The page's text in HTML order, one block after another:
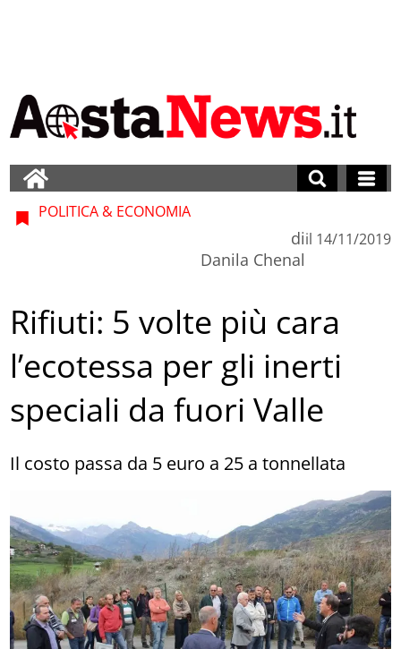
POLITICA & ECONOMIA
di
Danila Chenal
il 14/11/2019
Rifiuti: 5 volte più cara
l’ecotessa per gli inerti
speciali da fuori Valle
Il costo passa da 5 euro a 25 a tonnellata